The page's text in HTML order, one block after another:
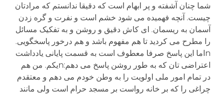
شما چنان آشفته و پر ابهام است که دقیقا ندانستم که مرادتان
چیست. آنچه فهمیده می شود خشم است و نفرت و گره زدن
آسمان به ریسمان. ای کاش دقیق و روشن و به تفکیک مسائل
را مطرح می کردید تا هم مفهوم باشد و هم درخور پاسخگویی.
nاما این پاسخ صرفا معطوف است به قسمت پایانی یادداشت
اعتراضی تان که به طور روشن پاسخ می دهم:nیکم. من هم
در تمام امور ملی اولویت را به وطن خودم می دهم و معتقدم
چراغی را که بر خانه رواست بر مسجد حرام است ولی مانند